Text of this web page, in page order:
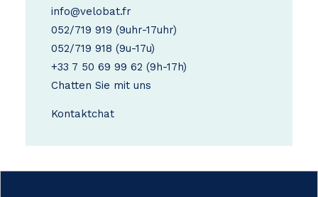
info@velobat.fr
052/719 919 (9uhr-17uhr)
052/719 918 (9u-17u)
+33 7 50 69 99 62 (9h-17h)
Chatten Sie mit uns
Kontaktchat